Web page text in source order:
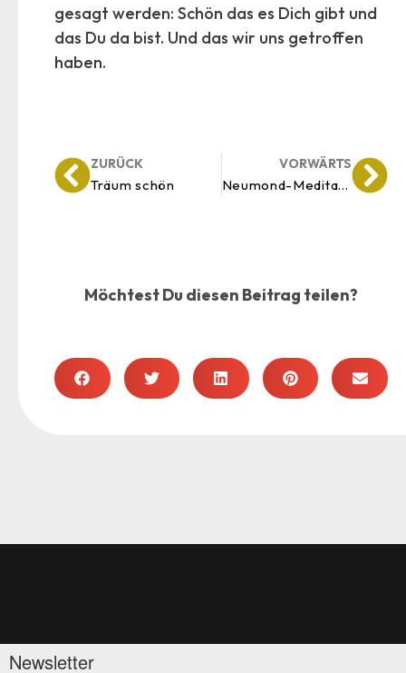
gesagt werden: Schön das es Dich gibt und
das Du da bist. Und das wir uns getroffen
haben.
ZURÜCK
Träum schön
VORWÄRTS
Neumond-Meditation Sonnenfinsternis
Möchtest Du diesen Beitrag teilen?
Newsletter